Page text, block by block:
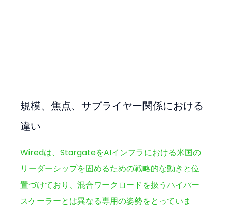
規模、焦点、サプライヤー関係における
違い
Wiredは、StargateをAIインフラにおける米国の
リーダーシップを固めるための戦略的な動きと位
置づけており、混合ワークロードを扱うハイパー
スケーラーとは異なる専用の姿勢をとっていま